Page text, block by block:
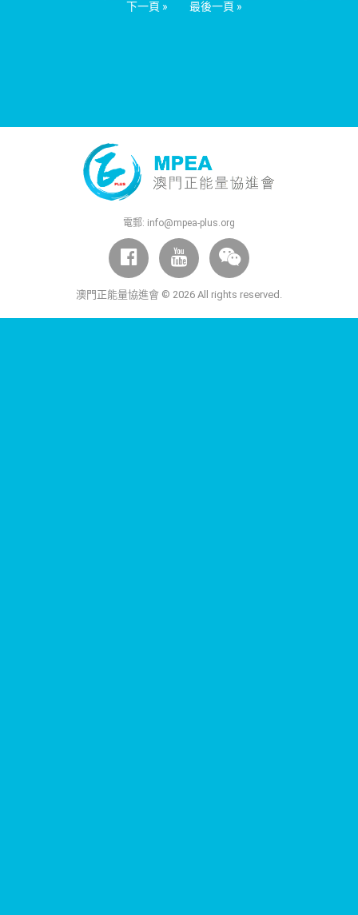
下一頁 »
最後一頁 »
電郵: info@mpea-plus.org
澳門正能量協進會 © 2026 All rights reserved.